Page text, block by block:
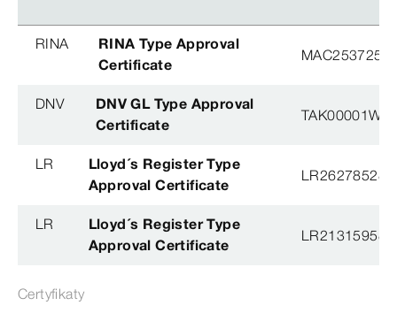
RINA
RINA Type Approval
Certificate
DNV
DNV GL Type Approval
Certificate
TAK00001W8
LR
Lloyd´s Register Type
Approval Certificate
LR
Lloyd´s Register Type
Approval Certificate
Certyfikaty